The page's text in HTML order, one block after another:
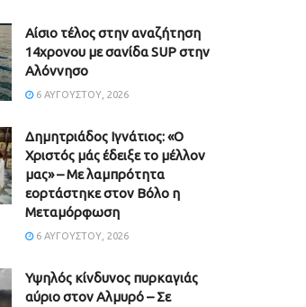
Αίσιο τέλος στην αναζήτηση
14χρονου με σανίδα SUP στην
Αλόννησο
6 ΑΥΓΟΎΣΤΟΥ, 2026
Δημητριάδος Ιγνάτιος: «Ο
Χριστός μάς έδειξε το μέλλον
μας» – Με λαμπρότητα
εορτάστηκε στον Βόλο η
Μεταμόρφωση
6 ΑΥΓΟΎΣΤΟΥ, 2026
Υψηλός κίνδυνος πυρκαγιάς
αύριο στον Αλμυρό – Σε